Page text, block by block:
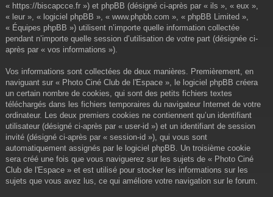
« https://biscapcce.fr ») et phpBB (désigné ci-après par « ils », « eux »,
« leur », « logiciel phpBB », « www.phpbb.com », « phpBB Limited »,
« Équipes phpBB ») utilisent n’importe quelle information collectée
pendant n’importe quelle session d’utilisation de votre part (désignée ci-
après par « vos informations »).
Vos informations sont collectées de deux manières. Premièrement, en
naviguant sur « Photo Ciné Club de l'Espace », le logiciel phpBB créera
un certain nombre de cookies, qui sont des petits fichiers textes
téléchargés dans les fichiers temporaires du navigateur Internet de votre
ordinateur. Les deux premiers cookies ne contiennent qu’un identifiant
utilisateur (désigné ci-après par « user-id ») et un identifiant de session
invité (désigné ci-après par « session-id »), qui vous sont
automatiquement assignés par le logiciel phpBB. Un troisième cookie
sera créé une fois que vous naviguerez sur les sujets de « Photo Ciné
Club de l'Espace » et est utilisé pour stocker les informations sur les
sujets que vous avez lus, ce qui améliore votre navigation sur le forum.